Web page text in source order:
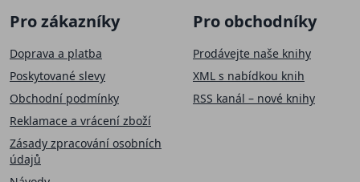
Pro zákazníky
Doprava a platba
Poskytované slevy
Obchodní podmínky
Reklamace a vrácení zboží
Zásady zpracování osobních
údajů
Pro obchodníky
Prodávejte naše knihy
XML s nabídkou knih
RSS kanál – nové knihy